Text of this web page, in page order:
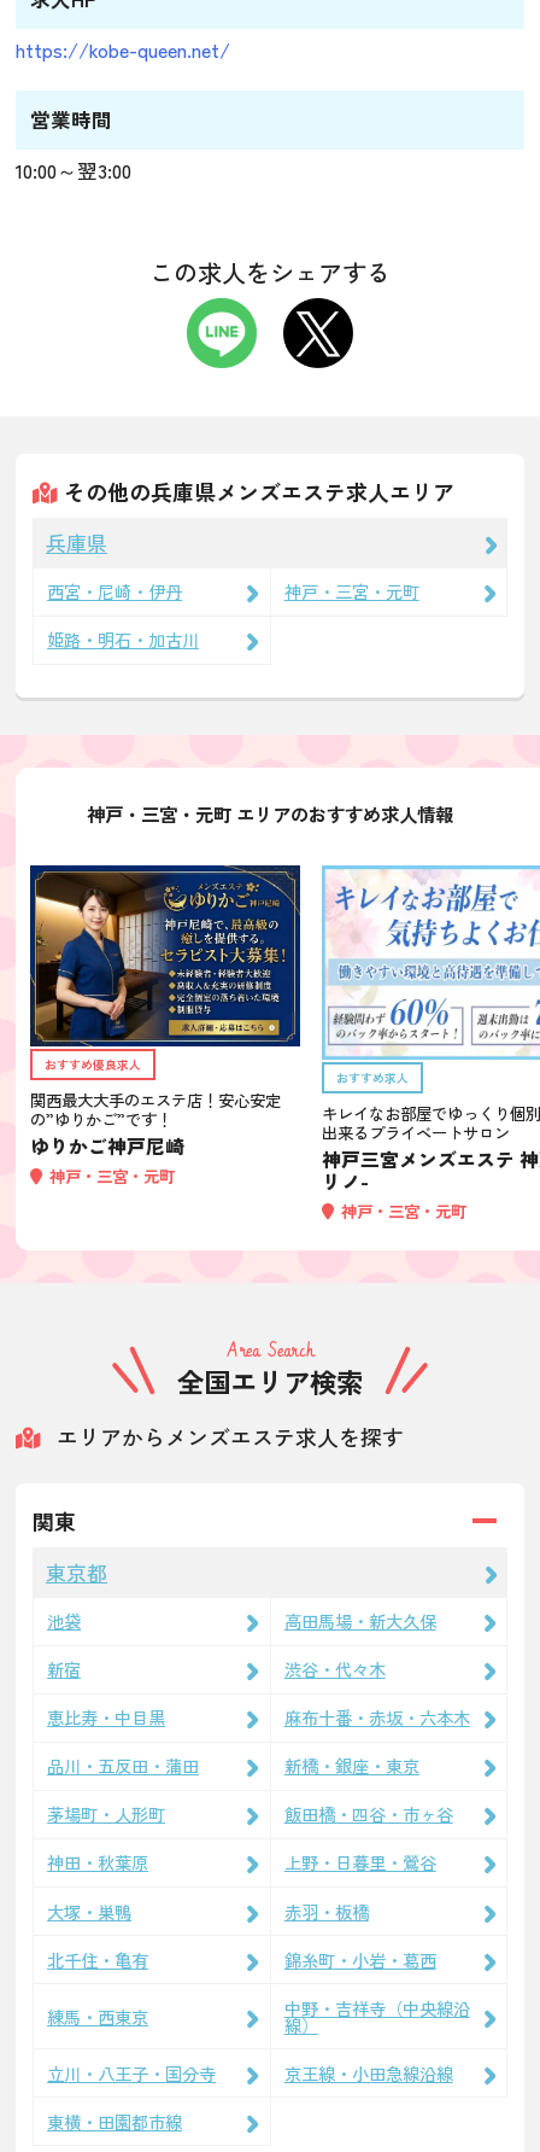
https://kobe-queen.net/
営業時間
10:00～翌3:00
この求人をシェアする
その他の兵庫県メンズエステ求人エリア
兵庫県
西宮・尼崎・伊丹
神戸・三宮・元町
姫路・明石・加古川
神戸・三宮・元町 エリアのおすすめ求人情報
おすすめ優良求人
関西最大大手のエステ店！安心安定
の”ゆりかご”です！
ゆりかご神戸尼崎
神戸・三宮・元町
おすすめ求人
キレイなお部屋でゆっくり個
出来るプライベートサロン
神戸三宮メンズエステ
リノ-
神戸・三宮・元町
Area Search
全国エリア検索
エリアからメンズエステ求人を探す
関東
東京都
池袋
高田馬場・新大久保
新宿
渋谷・代々木
恵比寿・中目黒
麻布十番・赤坂・六本木
品川・五反田・蒲田
新橋・銀座・東京
茅場町・人形町
飯田橋・四谷・市ヶ谷
神田・秋葉原
上野・日暮里・鶯谷
大塚・巣鴨
赤羽・板橋
北千住・亀有
錦糸町・小岩・葛西
練馬・西東京 中野・吉祥寺（中央線沿
線）
立川・八王子・国分寺
京王線・小田急線沿線
東横・田園都市線